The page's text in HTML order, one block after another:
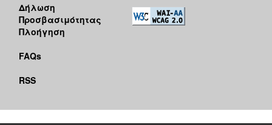
Δήλωση
Προσβασιμότητας
Πλοήγηση
FAQs
RSS